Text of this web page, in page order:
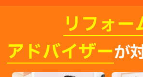
リフォー
アドバイザーが